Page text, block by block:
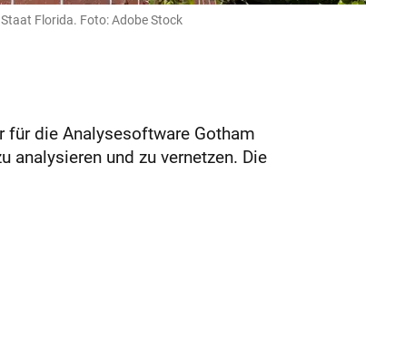
Florida. Foto: Adobe Stock
die Analysesoftware Gotham
analysieren und zu vernetzen. Die